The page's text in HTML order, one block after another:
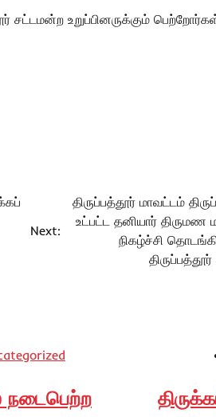
சட்டமன்ற உறுப்பினருக்கும்
Next:
திருப்பத்தூர் மாவட்டம்
உட்பட்ட தனியார்
நிகழ்ச்சி